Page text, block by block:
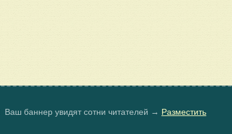
Ваш баннер увидят сотни читателей → Разместить